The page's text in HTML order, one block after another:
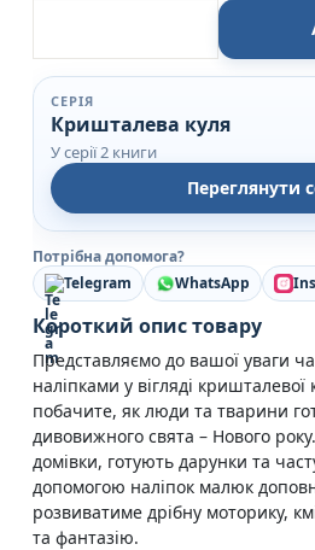
Чарівні наліпки.
СЕРІЯ
Кришталева куля
У серії 2 книги
Переглянути
Потрібна допомога?
Telegram
WhatsApp
Короткий опис товару
Представляємо до вашої уваги
наліпками у вігляді кришталевої
побачите, як люди та тварини
дивовижного свята – Нового
домівки, готують дарунки та
допомогою наліпок малюк
розвиватиме дрібну моторику,
та фантазію.